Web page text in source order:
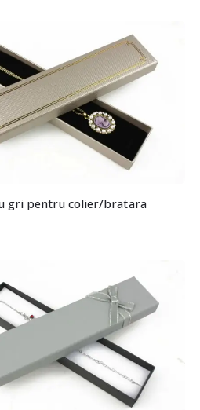
gri pentru colier/bratara